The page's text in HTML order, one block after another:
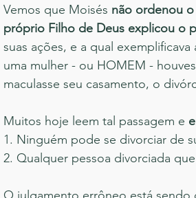
Vemos que Moisés não ordenou
próprio Filho de Deus explicou o
suas ações, e a qual
uma mulher - ou HOMEM -
maculasse seu casamento, o
Muitos hoje leem tal passagem e
1. Ninguém pode se divorciar de
2. Qualquer pessoa divorciada